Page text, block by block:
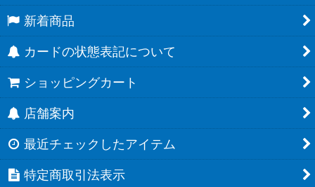
新着商品
カードの状態表記について
ショッピングカート
店舗案内
最近チェックしたアイテム
特定商取引法表示